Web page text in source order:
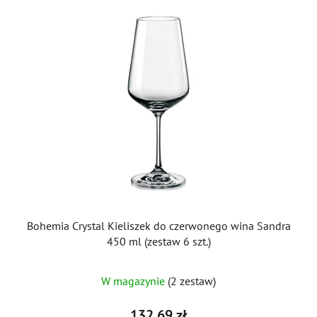
Bohemia Crystal Kieliszek do czerwonego wina Sandra
450 ml (zestaw 6 szt.)
ocena
produktu
W magazynie (2 zestaw)